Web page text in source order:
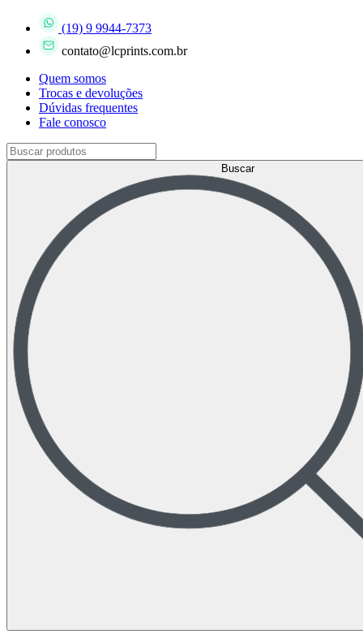
(19) 9 9944-7373
contato@lcprints.com.br
Quem somos
Trocas e devoluções
Dúvidas frequentes
Fale conosco
Buscar